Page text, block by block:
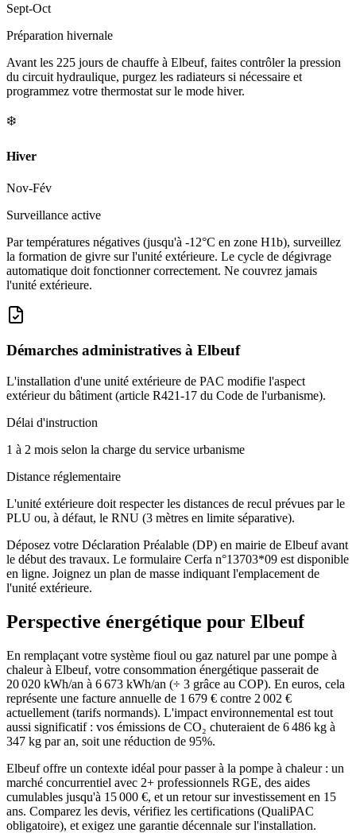
Sept-Oct
Préparation hivernale
Avant les 225 jours de chauffe à Elbeuf, faites contrôler la pression
du circuit hydraulique, purgez les radiateurs si nécessaire et
programmez votre thermostat sur le mode hiver.
❄️
Hiver
Nov-Fév
Surveillance active
Par températures négatives (jusqu'à -12°C en zone H1b), surveillez
la formation de givre sur l'unité extérieure. Le cycle de dégivrage
automatique doit fonctionner correctement. Ne couvrez jamais
l'unité extérieure.
Démarches administratives à Elbeuf
L'installation d'une unité extérieure de PAC modifie l'aspect
extérieur du bâtiment (article R421-17 du Code de l'urbanisme).
Délai d'instruction
1 à 2 mois selon la charge du service urbanisme
Distance réglementaire
L'unité extérieure doit respecter les distances de recul prévues par le
PLU ou, à défaut, le RNU (3 mètres en limite séparative).
Déposez votre Déclaration Préalable (DP) en mairie de Elbeuf avant
le début des travaux. Le formulaire Cerfa n°13703*09 est disponible
en ligne. Joignez un plan de masse indiquant l'emplacement de
l'unité extérieure.
Perspective énergétique pour Elbeuf
En remplaçant votre système fioul ou gaz naturel par une pompe à
chaleur à Elbeuf, votre consommation énergétique passerait de
20 020 kWh/an à 6 673 kWh/an (÷ 3 grâce au COP). En euros, cela
représente une facture annuelle de 1 679 € contre 2 002 €
actuellement (tarifs normands). L'impact environnemental est tout
aussi significatif : vos émissions de CO₂ chuteraient de 6 486 kg à
347 kg par an, soit une réduction de 95%.
Elbeuf offre un contexte idéal pour passer à la pompe à chaleur : un
marché concurrentiel avec 2+ professionnels RGE, des aides
cumulables jusqu'à 15 000 €, et un retour sur investissement en 15
ans. Comparez les devis, vérifiez les certifications (QualiPAC
obligatoire), et exigez une garantie décennale sur l'installation.